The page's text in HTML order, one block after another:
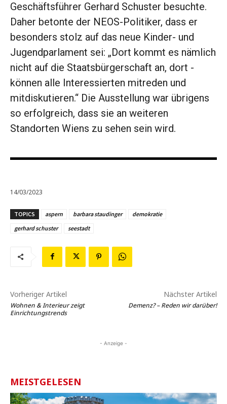
Geschäftsführer Gerhard Schuster besuchte.
Daher betonte der NEOS-Politiker, dass er
besonders stolz auf das neue Kinder- und
Jugendparlament sei: „Dort kommt es nämlich
nicht auf die Staatsbürgerschaft an, dort ­
können alle Interessierten mitreden und
mitdiskutieren.“ Die Ausstellung war übrigens
so ­erfolgreich, dass sie an weiteren
Standorten Wiens zu sehen sein wird.
14/03/2023
TOPICS aspern barbara staudinger
demokratie
gerhard schuster
seestadt
Vorheriger Artikel
Wohnen & Interieur zeigt
Einrichtungstrends
Nächster Artikel
Demenz? – Reden wir darüber!
- Anzeige -
MEISTGELESEN